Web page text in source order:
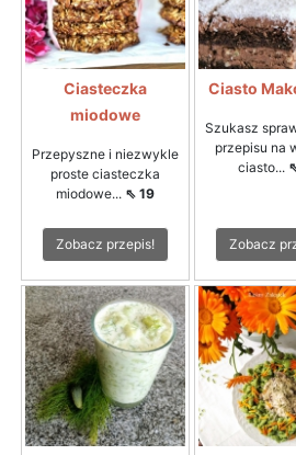
Ciasteczka
miodowe
Przepyszne i niezwykle
proste ciasteczka
miodowe... ⇖ 19
Zobacz przepis!
Ciasto
Szukasz
przepisu na
ciasto...
Zobacz